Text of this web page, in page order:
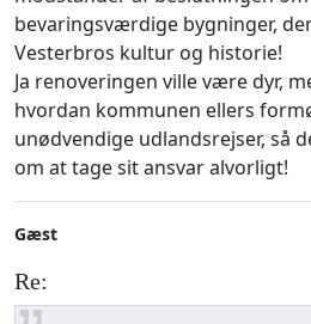
bevaringsværdige bygninger,
Vesterbros kultur og historie!
Ja renoveringen ville være dyr,
hvordan kommunen ellers
unødvendige udlandsrejser, så
om at tage sit ansvar alvorligt!
Gæst
Re: